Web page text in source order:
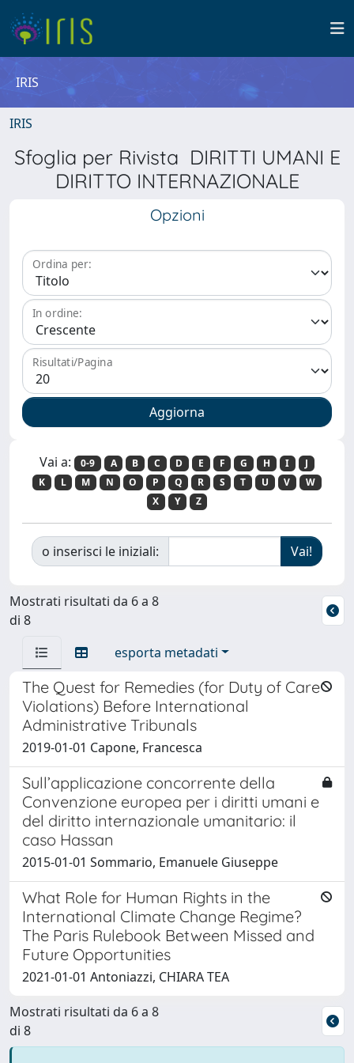
IRIS
IRIS
Sfoglia per Rivista DIRITTI UMANI E
DIRITTO INTERNAZIONALE
Opzioni
Ordina per:
In ordine:
Risultati/Pagina
Vai a: 0-9 A B C D E F G H I
J
K
L M N O P Q R S T U V
W
X
Y Z
o inserisci le iniziali:
Mostrati risultati da 6 a 8
di 8
esporta metadati
The Quest for Remedies (for Duty of Care
Violations) Before International
Administrative Tribunals
2019-01-01 Capone, Francesca
Sull’applicazione concorrente della
Convenzione europea per i diritti umani e
del diritto internazionale umanitario: il
caso Hassan
2015-01-01 Sommario, Emanuele Giuseppe
What Role for Human Rights in the
International Climate Change Regime?
The Paris Rulebook Between Missed and
Future Opportunities
2021-01-01 Antoniazzi, CHIARA TEA
Mostrati risultati da 6 a 8
di 8